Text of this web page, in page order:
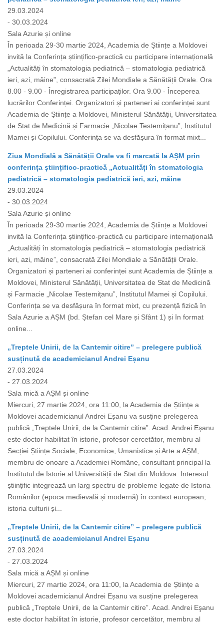
29.03.2024
- 30.03.2024
Sala Azurie și online
În perioada 29-30 martie 2024, Academia de Științe a Moldovei
invită la Conferința științifico-practică cu participare internațională
„Actualități în stomatologia pediatrică – stomatologia pediatrică
ieri, azi, mâine”, consacrată Zilei Mondiale a Sănătății Orale. Ora
8.00 - 9.00 - Înregistrarea participaților. Ora 9.00 - Începerea
lucrărilor Conferinței. Organizatori și parteneri ai conferinței sunt
Academia de Științe a Moldovei, Ministerul Sănătății, Universitatea
de Stat de Medicină și Farmacie „Nicolae Testemițanu”, Institutul
Mamei și Copilului. Conferința se va desfășura în format mixt...
Ziua Mondială a Sănătății Orale va fi marcată la AȘM prin
conferința științifico-practică „Actualități în stomatologia
pediatrică – stomatologia pediatrică ieri, azi, mâine
29.03.2024
- 30.03.2024
Sala Azurie și online
În perioada 29-30 martie 2024, Academia de Științe a Moldovei
invită la Conferința științifico-practică cu participare internațională
„Actualități în stomatologia pediatrică – stomatologia pediatrică
ieri, azi, mâine”, consacrată Zilei Mondiale a Sănătății Orale.
Organizatori și parteneri ai conferinței sunt Academia de Științe a
Moldovei, Ministerul Sănătății, Universitatea de Stat de Medicină
și Farmacie „Nicolae Testemițanu”, Institutul Mamei și Copilului.
Conferința se va desfășura în format mixt, cu prezență fizică în
Sala Azurie a AȘM (bd. Ștefan cel Mare și Sfânt 1) și în format
online...
„Treptele Unirii, de la Cantemir citire” – prelegere publică
susținută de academicianul Andrei Eșanu
27.03.2024
- 27.03.2024
Sala mică a AȘM și online
Miercuri, 27 martie 2024, ora 11:00, la Academia de Științe a
Moldovei academicianul Andrei Eșanu va susține prelegerea
publică „Treptele Unirii, de la Cantemir citire”. Acad. Andrei Eşanu
este doctor habilitat în istorie, profesor cercetător, membru al
Secției Științe Sociale, Economice, Umanistice și Arte a AȘM,
membru de onoare a Academiei Române, consultant principal la
Institutul de Istorie al Universității de Stat din Moldova. Interesul
științific integrează un larg spectru de probleme legate de Istoria
Românilor (epoca medievală și modernă) în context european;
istoria culturii și...
„Treptele Unirii, de la Cantemir citire” – prelegere publică
susținută de academicianul Andrei Eșanu
27.03.2024
- 27.03.2024
Sala mică a AȘM și online
Miercuri, 27 martie 2024, ora 11:00, la Academia de Științe a
Moldovei academicianul Andrei Eșanu va susține prelegerea
publică „Treptele Unirii, de la Cantemir citire”. Acad. Andrei Eşanu
este doctor habilitat în istorie, profesor cercetător, membru al